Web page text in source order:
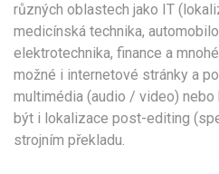
různých oblastech jako IT
medicínská technika,
elektrotechnika, finance a
možné i internetové stránky a
multimédia (audio / video) nebo
být i lokalizace post-editing
strojním překladu.